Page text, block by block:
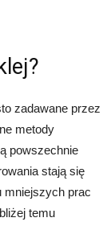
zadawane przez
metody
powszechnie
stają się
mniejszych prac
temu